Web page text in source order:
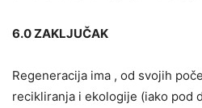
6.0 ZAKLJUČAK
Regeneracija ima , od svojih
recikliranja i ekologije (iako pod